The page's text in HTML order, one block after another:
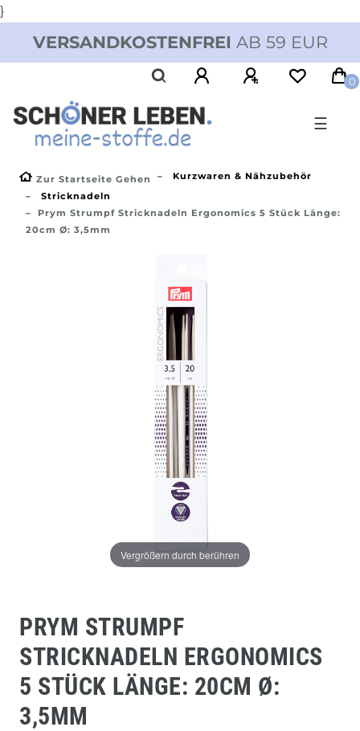
}
VERSANDKOSTENFREI AB 59 EUR
0
☰
Zur Startseite Gehen
Kurzwaren & Nähzubehör
Stricknadeln
Prym Strumpf Stricknadeln Ergonomics 5 Stück Länge:
20cm Ø: 3,5mm
Vergrößern durch berühren
PRYM STRUMPF
STRICKNADELN ERGONOMICS
5 STÜCK LÄNGE: 20CM Ø:
3,5MM